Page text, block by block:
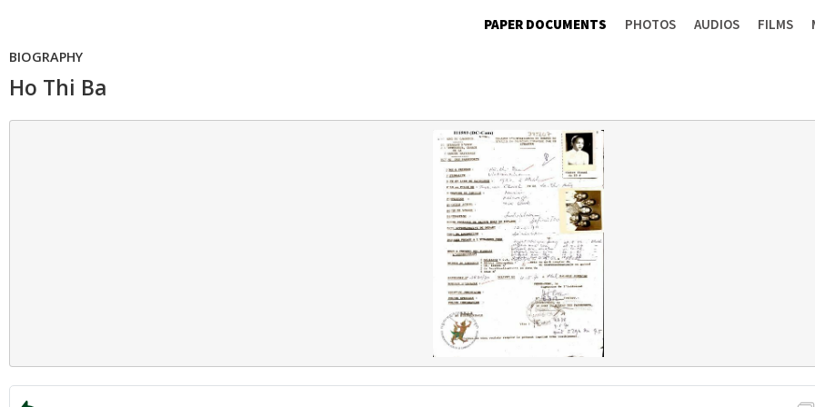
PAPER DOCUMENTS PHOTOS AUDIOS FILMS
BIOGRAPHY
Ho Thi Ba